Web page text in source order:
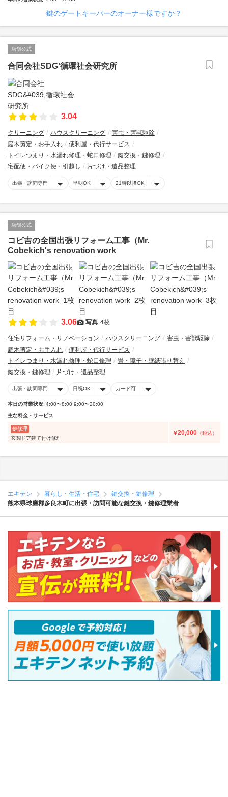
鍵のゲートキーパーのオーナー様ですか？
店舗公式
合同会社SDG'循環社会研究所
3.04
クリーニング ハウスクリーニング
害虫・害獣駆除
庭木剪定・お手入れ
便利屋・代行サービス
トイレつまり・水漏れ修理・蛇口修理
鍵交換・鍵修理
宅配便・バイク便・引越し
片づけ・遺品整理
出張・訪問専門 早朝OK 21時以降OK
店舗公式
コビ吉の全国出張リフォーム工事（Mr.
Cobekich's renovation work
3.06 写真 4枚
住宅リフォーム・リノベーション ハウスクリーニング
害虫・害獣駆除
庭木剪定・お手入れ
便利屋・代行サービス
トイレつまり・水漏れ修理・蛇口修理
畳・障子・壁紙張り替え
鍵交換・鍵修理
片づけ・遺品整理
出張・訪問専門 日祝OK カード可
本日の営業状況 4:00〜8:00 9:00〜20:00
主な料金・サービス
鍵修理
玄関ドア建て付け修理
￥20,000 （税込）
エキテン 暮らし・生活・住宅
鍵交換・鍵修理
熊本県球磨郡多良木町に出張・訪問可能な鍵交換・鍵修理業者